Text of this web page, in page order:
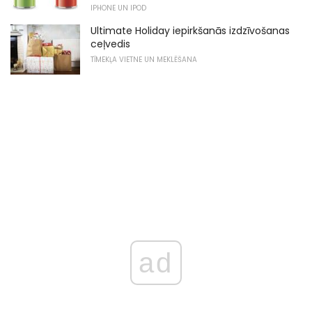
IPHONE UN IPOD
Ultimate Holiday iepirkšanās izdzīvošanas
ceļvedis
TĪMEKĻA VIETNE UN MEKLĒŠANA
ad